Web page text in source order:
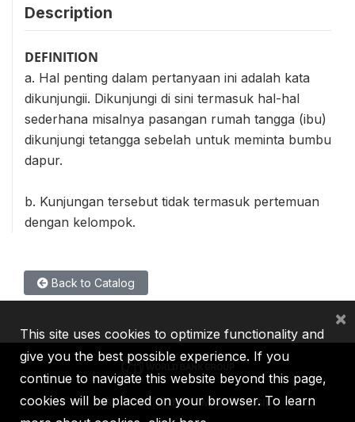
Description
DEFINITION
a. Hal penting dalam pertanyaan ini adalah kata
dikunjungii. Dikunjungi di sini termasuk hal-hal
sederhana misalnya pasangan rumah tangga (ibu)
dikunjungi tetangga sebelah untuk meminta bumbu
dapur.
b. Kunjungan tersebut tidak termasuk pertemuan
dengan kelompok.
Back to Catalog
IBRD IDA IFC MIGA ICSID
This site uses cookies to optimize functionality and
give you the best possible experience. If you
continue to navigate this website beyond this page,
cookies will be placed on your browser. To learn
×